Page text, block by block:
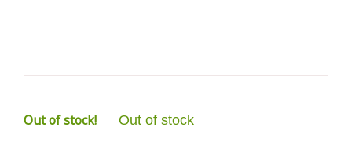
Out of stock! Out of stock